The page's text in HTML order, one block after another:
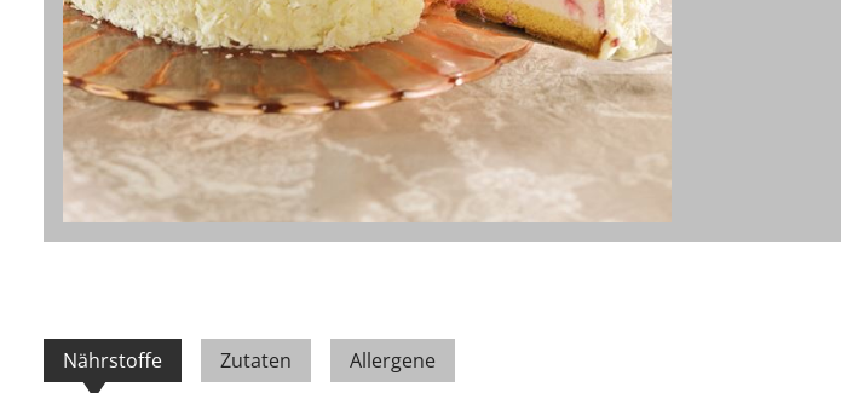
Nährstoffe Zutaten Allergene